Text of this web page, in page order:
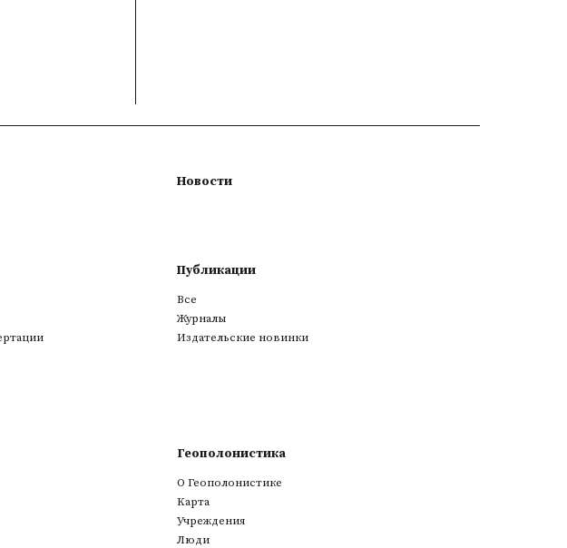
Новости
Публикации
Все
Журналы
Издательские новинки
Геополонистика
О Геополонистике
Kарта
Учреждения
Люди